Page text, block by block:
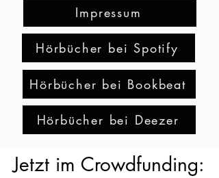
Impressum
Hörbücher bei Spotify
Hörbücher bei Bookbeat
Hörbücher bei Deezer
Jetzt im Crowdfunding: